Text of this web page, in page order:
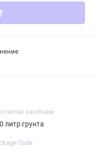
на объем
литр грунта
Code